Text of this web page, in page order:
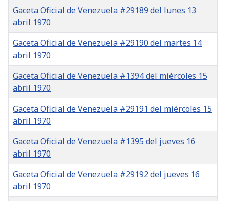
Gaceta Oficial de Venezuela #29189 del lunes 13
abril 1970
Gaceta Oficial de Venezuela #29190 del martes 14
abril 1970
Gaceta Oficial de Venezuela #1394 del miércoles 15
abril 1970
Gaceta Oficial de Venezuela #29191 del miércoles 15
abril 1970
Gaceta Oficial de Venezuela #1395 del jueves 16
abril 1970
Gaceta Oficial de Venezuela #29192 del jueves 16
abril 1970